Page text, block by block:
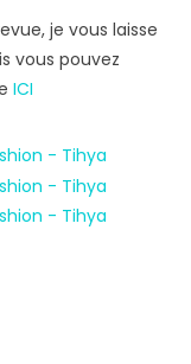
je vous laisse
vous pouvez
ICI